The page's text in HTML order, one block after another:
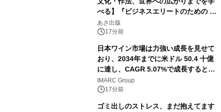
べる】『ビジネスエリートのための 教
養としての蕎麦』2026年8月25日
（火）発売
あさ出版
17分前
日本ワイン市場は力強い成長を見せて
おり、2034年までに米ドル 50.4 十億
に達し、CAGR 5.07%で成長すると予
測
IMARC Group
17分前
ゴミ出しのストレス、まだ抱えてます